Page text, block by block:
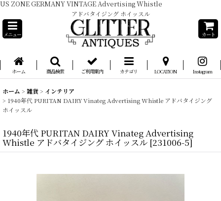
US ZONE GERMANY VINTAGE Advertising Whistle
アドバタイジング ホイッスル
メニュー カート
ホーム 商品検索 ご利用案内 カテゴリ LOCATION Instagram
ホーム > 雑貨> インテリア
> 1940年代 PURITAN DAIRY Vinateg Advertising Whistle アドバタイジング
ホイッスル
1940年代 PURITAN DAIRY Vinateg Advertising
Whistle アドバタイジング ホイッスル [231006-5]